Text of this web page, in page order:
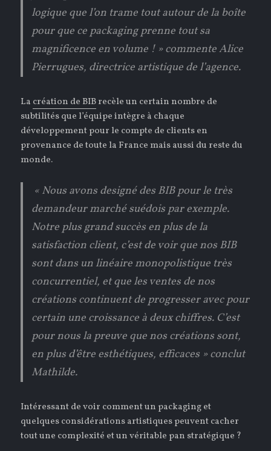
logique que l’on trame tout autour de la boîte
pour que ce packaging prenne tout sa
magnificence en volume ! » commente Alice
Pierrugues, directrice artistique de l’agence.
La création de BIBrecèle un certain nombre de
subtilités que l’équipe intègre à chaque
développement pour le compte de clients en
provenance de toute la France mais aussi du reste du
monde.
« Nous avons designé des BIB pour le très
demandeur marché suédois par exemple.
Notre plus grand succès en plus de la
satisfaction client, c’est de voir que nos BIB
sont dans un linéaire monopolistique très
concurrentiel, et que les ventes de nos
créations continuent de progresser avec pour
certain une croissance à deux chiffres. C’est
pour nous la preuve que nos créations sont,
en plus d’être esthétiques, efficaces » conclut
Mathilde.
Intéressant de voir comment un packaging et
quelques considérations artistiques peuvent cacher
tout une complexité et un véritable pan stratégique ?